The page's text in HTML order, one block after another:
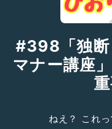
#398「独断
マナー講座
ねえ？ これ